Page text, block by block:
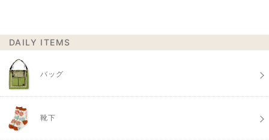
DAILY ITEMS
バッグ
靴下